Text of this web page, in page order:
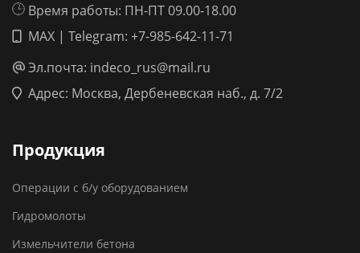
Время работы: ПН-ПТ 09.00-18.00
MAX | Telegram: +7-985-642-11-71
Эл.почта: indeco_rus@mail.ru
Адрес: Москва, Дербеневская наб., д. 7/2
Продукция
Операции с б/у оборудованием
Гидромолоты
Измельчители бетона